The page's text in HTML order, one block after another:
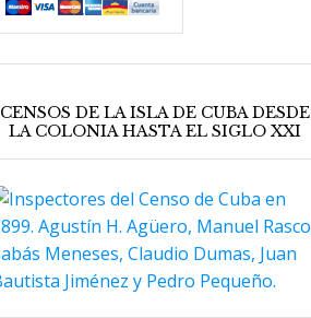
CENSOS DE LA ISLA DE CUBA DESDE
LA COLONIA HASTA EL SIGLO XXI